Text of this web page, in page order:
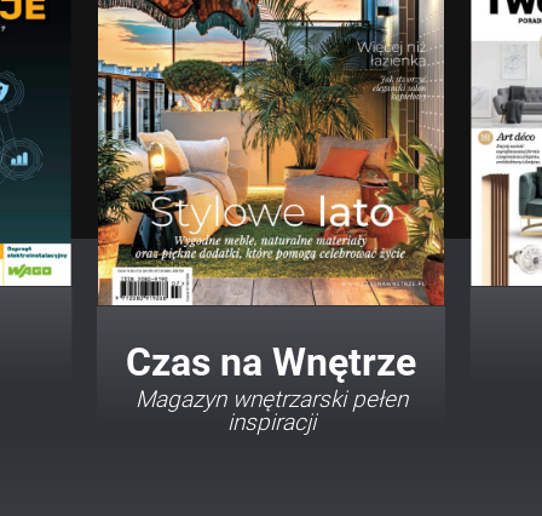
Twój Dom Twój Styl
Porady i inspiracje w
najmodniejszych stylach